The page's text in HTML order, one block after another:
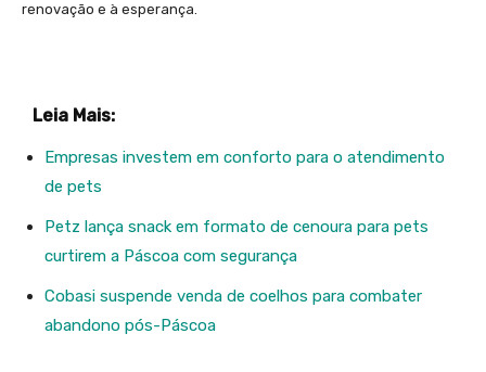
renovação e à esperança.
Leia Mais:
Empresas investem em conforto para o atendimento
de pets
Petz lança snack em formato de cenoura para pets
curtirem a Páscoa com segurança
Cobasi suspende venda de coelhos para combater
abandono pós-Páscoa